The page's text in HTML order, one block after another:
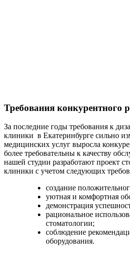
Требования конкурентного
За последние годы требования к
клиники в Екатеринбурге сильно
медицинских услуг выросла
более требовательны к качеству
нашей студии разработают проект
клиники с учетом следующих
создание
уютная и комфортная
демонстрация
рациональное
стоматологии;
соблюдение
оборудования.